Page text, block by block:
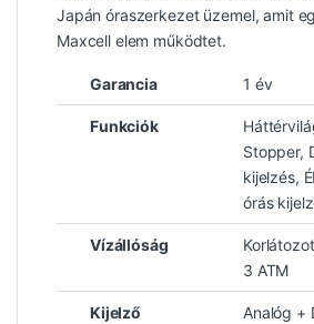
Japán óraszerkezet üzemel, amit
Maxcell elem működtet.
Garancia 1 év
Funkciók
Stopper,
kijelzés,
órás
Vízállóság
3 ATM
Kijelző
Analóg +